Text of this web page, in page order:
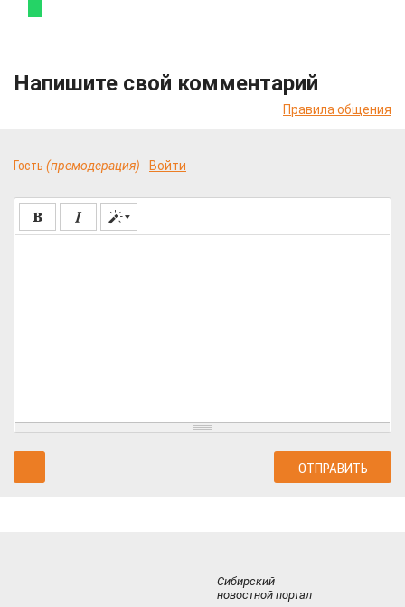
Напишите свой комментарий
Правила общения
Гость (премодерация) Войти
Сибирский
новостной портал